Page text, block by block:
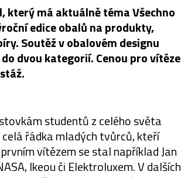
který má aktuálně téma Všechno
edice obalů na produkty,
Soutěž v obalovém designu
dvou kategorií. Cenou pro vítěze
studentů z celého světa
řádka mladých tvůrců, kteří
vítězem se stal například Jan
Ikeou či Elektroluxem. V dalších